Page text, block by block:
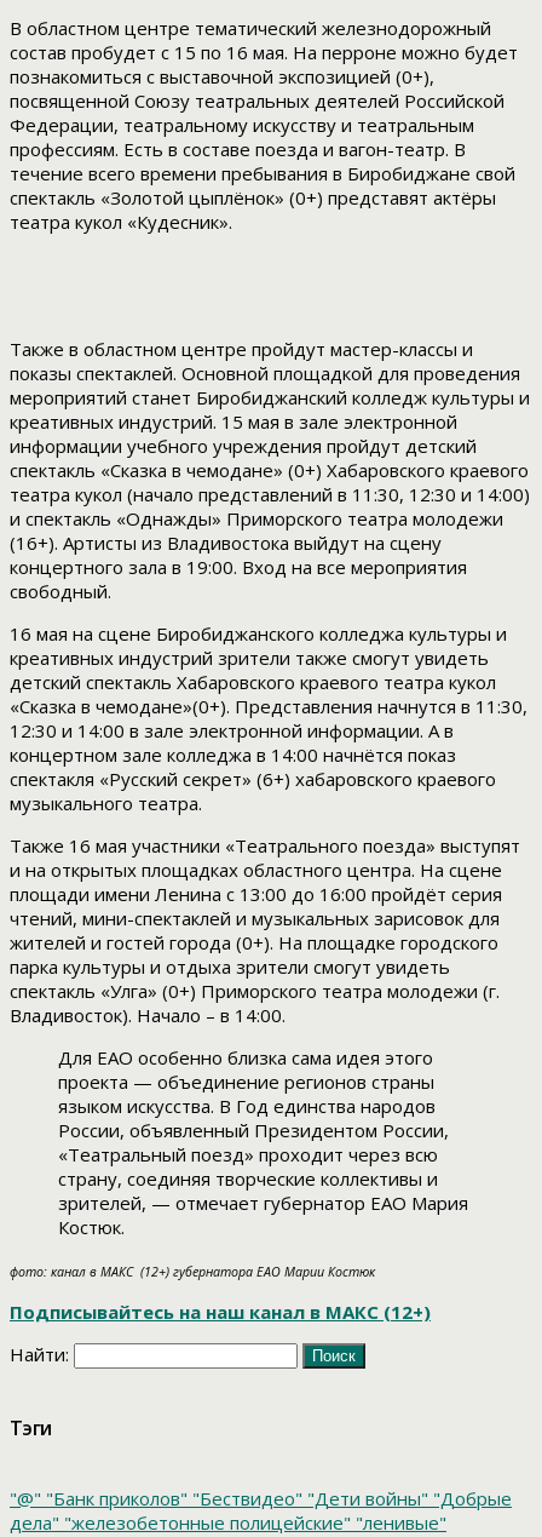
В областном центре тематический железнодорожный
состав пробудет с 15 по 16 мая. На перроне можно будет
познакомиться с выставочной экспозицией (0+),
посвященной Союзу театральных деятелей Российской
Федерации, театральному искусству и театральным
профессиям. Есть в составе поезда и вагон-театр. В
течение всего времени пребывания в Биробиджане свой
спектакль «Золотой цыплёнок» (0+) представят актёры
театра кукол «Кудесник».
Также в областном центре пройдут мастер-классы и
показы спектаклей. Основной площадкой для проведения
мероприятий станет Биробиджанский колледж культуры и
креативных индустрий. 15 мая в зале электронной
информации учебного учреждения пройдут детский
спектакль «Сказка в чемодане» (0+) Хабаровского краевого
театра кукол (начало представлений в 11:30, 12:30 и 14:00)
и спектакль «Однажды» Приморского театра молодежи
(16+). Артисты из Владивостока выйдут на сцену
концертного зала в 19:00. Вход на все мероприятия
свободный.
16 мая на сцене Биробиджанского колледжа культуры и
креативных индустрий зрители также смогут увидеть
детский спектакль Хабаровского краевого театра кукол
«Сказка в чемодане»(0+). Представления начнутся в 11:30,
12:30 и 14:00 в зале электронной информации. А в
концертном зале колледжа в 14:00 начнётся показ
спектакля «Русский секрет» (6+) хабаровского краевого
музыкального театра.
Также 16 мая участники «Театрального поезда» выступят
и на открытых площадках областного центра. На сцене
площади имени Ленина с 13:00 до 16:00 пройдёт серия
чтений, мини-спектаклей и музыкальных зарисовок для
жителей и гостей города (0+). На площадке городского
парка культуры и отдыха зрители смогут увидеть
спектакль «Улга» (0+) Приморского театра молодежи (г.
Владивосток). Начало – в 14:00.
Для ЕАО особенно близка сама идея этого
проекта — объединение регионов страны
языком искусства. В Год единства народов
России, объявленный Президентом России,
«Театральный поезд» проходит через всю
страну, соединяя творческие коллективы и
зрителей, — отмечает губернатор ЕАО Мария
Костюк.
фото: канал в МАКС (12+) губернатора ЕАО Марии Костюк
Подписывайтесь на наш канал в МАКС (12+)
Найти:
Тэги
"@" "Банк приколов" "Бествидео" "Дети войны" "Добрые
дела" "железобетонные полицейские" "ленивые"